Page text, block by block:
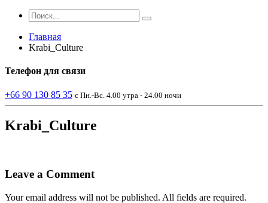
Главная
Krabi_Culture
Телефон для связи
+66 90 130 85 35 с Пн.-Вс. 4.00 утра - 24.00 ночи
Krabi_Culture
Leave a Comment
Your email address will not be published. All fields are required.